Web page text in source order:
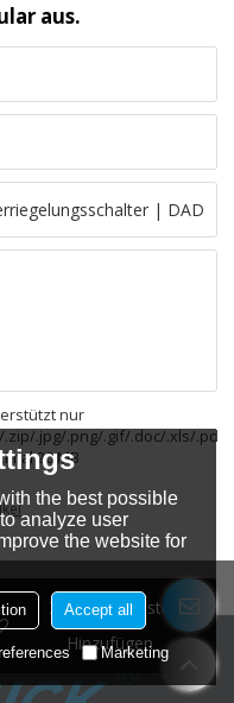
Zur Wunschliste
Hinzufügen
aus.
nur
.jpg/.png/.gif/.doc/.xls/.pdf,
20 MB
the best possible
analyze user
the website for
Accept all
Marketing